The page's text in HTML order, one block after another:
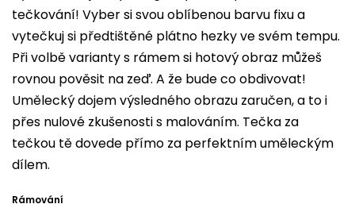
tečkování! Vyber si svou oblíbenou barvu fixu a
vytečkuj si předtištěné plátno hezky ve svém tempu.
Při volbě varianty s rámem si hotový obraz můžeš
rovnou pověsit na zeď. A že bude co obdivovat!
Umělecký dojem výsledného obrazu zaručen, a to i
přes nulové zkušenosti s malováním. Tečka za
tečkou tě dovede přímo za perfektním uměleckým
dílem.
Rámování
je
0,0
z
5
hvězdiček.